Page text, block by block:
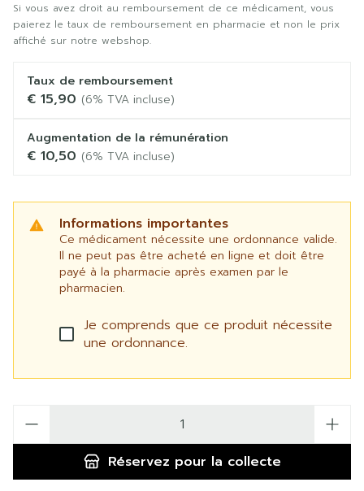
Si vous avez droit au remboursement de ce médicament, vous
paierez le taux de remboursement en pharmacie et non le prix
affiché sur notre webshop.
Taux de remboursement
€ 15,90 (6% TVA incluse)
Augmentation de la rémunération
€ 10,50 (6% TVA incluse)
Informations importantes
Ce médicament nécessite une ordonnance valide.
Il ne peut pas être acheté en ligne et doit être
payé à la pharmacie après examen par le
pharmacien.
Je comprends que ce produit nécessite
une ordonnance.
Réservez pour la collecte